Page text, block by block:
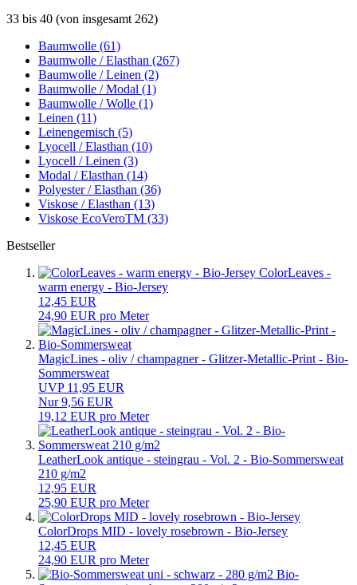
33 bis 40 (von insgesamt 262)
Baumwolle (61)
Baumwolle / Elasthan (267)
Baumwolle / Leinen (2)
Baumwolle / Modal (1)
Baumwolle / Wolle (1)
Leinen (11)
Leinengemisch (5)
Lyocell / Elasthan (10)
Lyocell / Leinen (3)
Modal / Elasthan (14)
Polyester / Elasthan (36)
Viskose / Elasthan (13)
Viskose EcoVeroTM (33)
Bestseller
ColorLeaves -
warm energy - Bio-Jersey
12,45 EUR
24,90 EUR pro Meter
MagicLines - oliv / champagner - Glitzer-Metallic-Print - Bio-
Sommersweat
UVP 11,95 EUR
Nur 9,56 EUR
19,12 EUR pro Meter
LeatherLook antique - steingrau - Vol. 2 - Bio-Sommersweat
210 g/m2
12,95 EUR
25,90 EUR pro Meter
ColorDrops MID - lovely rosebrown - Bio-Jersey
12,45 EUR
24,90 EUR pro Meter
Bio-